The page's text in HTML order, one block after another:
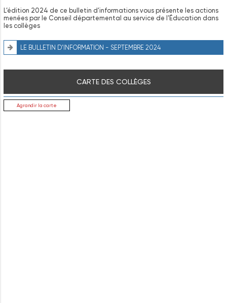
L’édition 2024 de ce bulletin d’informations vous présente les actions
menées par le Conseil départemental au service de l’Éducation dans
les collèges
LE BULLETIN D'INFORMATION - SEPTEMBRE 2024
CARTE DES COLLÈGES
Agrandir la carte